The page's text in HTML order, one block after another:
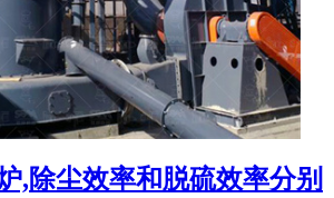
,除尘效率和脱硫效率分别